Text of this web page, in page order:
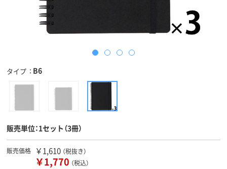
タイプ B6
販売単位：1セット（3冊）
販売価格 ￥1,610 （税抜き）
￥1,770 （税込）